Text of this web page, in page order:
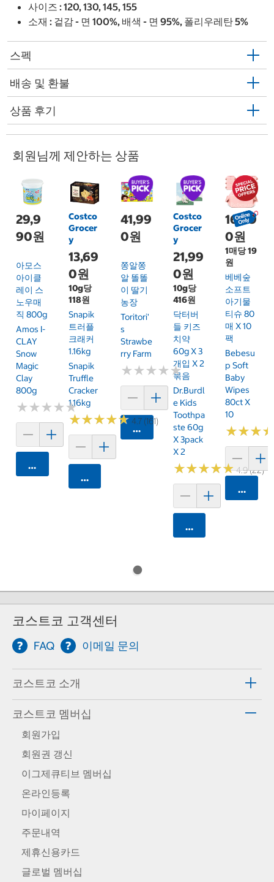
사이즈 : 120, 130, 145, 155
소재 : 겉감 - 면 100%, 배색 - 면 95%, 폴리우레탄 5%
스펙
배송 및 환불
상품 후기
회원님께 제안하는 상품
29,9
90원
아모스
아이클
레이 스
노우매
직 800g
Amos I-
CLAY
Snow
Magic
Clay
800g
★★★★★
★★★★★
카트에 담기
Costco
Grocer
y
13,69
0원
10g당
118원
Snapik
트러플
크래커
1.16kg
Snapik
Truffle
Cracker
1.16kg
★★★★★
★★★★★4.7 (161)
카트에 담기
41,99
0원
쫑알쫑
알 똘똘
이 딸기
농장
Toritori'
S
Strawbe
Rry Farm
★★★★★
★★★★★
카트에 담기
Costco
Grocer
y
21,99
0원
10g당
416원
닥터버
들 키즈
치약
60g X 3
개입 X 2
묶음
Dr.Burdl
E Kids
Toothpa
Ste 60g
X 3pack
X 2
★★★★★
★★★★★4.9 (22)
카트에 담기
16,99
0원
1매당 19
원
베베숲
소프트
아기물
티슈 80
매 X 10
팩
Bebesu
P Soft
Baby
Wipes
80ct X
10
★★★
★★★
카트에
코스트코 고객센터
FAQ 이메일 문의
코스트코 소개
코스트코 멤버십
회원가입
회원권 갱신
이그제큐티브 멤버십
온라인등록
마이페이지
주문내역
제휴신용카드
글로벌 멤버십